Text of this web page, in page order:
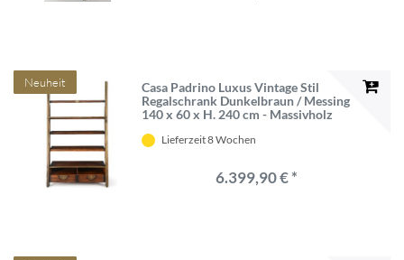
Neuheit
Casa Padrino Luxus Vintage Stil
Regalschrank Dunkelbraun / Messing
140 x 60 x H. 240 cm - Massivholz
Schrank - Büro Schrank - Büro
Lieferzeit 8 Wochen
6.399,90 € *